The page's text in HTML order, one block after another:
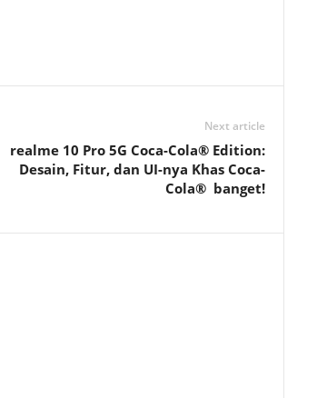
Next article
realme 10 Pro 5G Coca-Cola® Edition:
Desain, Fitur, dan UI-nya Khas Coca-
Cola® banget!